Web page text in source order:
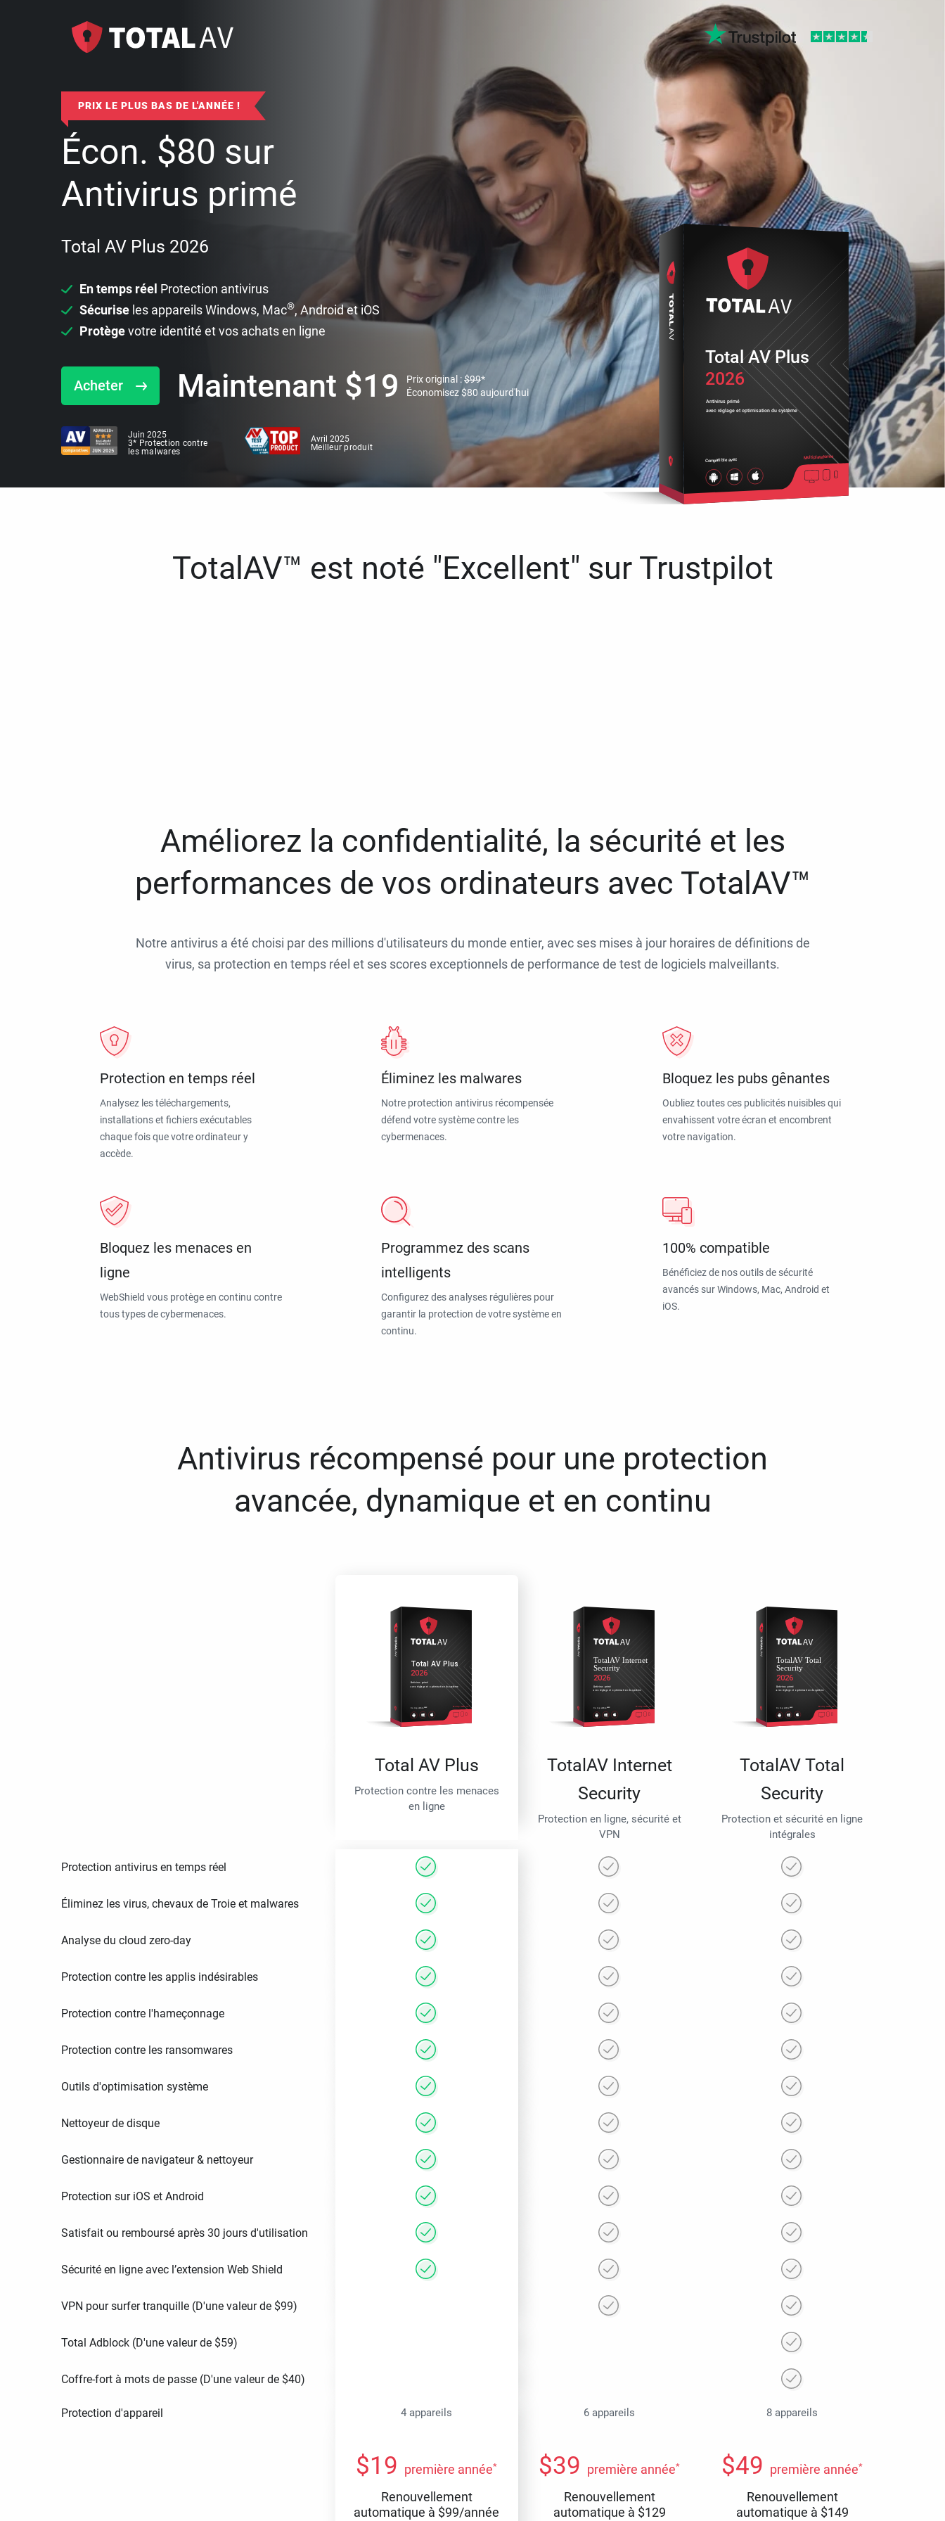
PRIX LE PLUS BAS DE L'ANNÉE !
Écon. $80 sur
Antivirus primé
Total AV Plus 2026
En temps réel Protection antivirus
Sécurise les appareils Windows, Mac®, Android et iOS
Protègevotre identité et vos achats en ligne
Acheter Maintenant $19 Prix original :$99*
Économisez$80 aujourd'hui
Juin 2025
3* Protection contre
les malwares
Avril 2025
Meilleur produit
2026
Antivirus primé
avec réglage et optimisation du système
Compatible avec Multiplateforme
Total AV Plus
TotalAV™ est noté "Excellent" sur Trustpilot
Améliorez la confidentialité, la sécurité et les
performances de vos ordinateurs avec TotalAV™
Notre antivirus a été choisi par des millions d'utilisateurs du monde entier, avec ses mises à jour horaires de définitions de
virus, sa protection en temps réel et ses scores exceptionnels de performance de test de logiciels malveillants.
Protection en temps réel
Analysez les téléchargements,
installations et fichiers exécutables
chaque fois que votre ordinateur y
accède.
Éliminez les malwares
Notre protection antivirus récompensée
défend votre système contre les
cybermenaces.
Bloquez les pubs gênantes
Oubliez toutes ces publicités nuisibles qui
envahissent votre écran et encombrent
votre navigation.
Bloquez les menaces en
ligne
WebShield vous protège en continu contre
tous types de cybermenaces.
Programmez des scans
intelligents
Configurez des analyses régulières pour
garantir la protection de votre système en
continu.
100% compatible
Bénéficiez de nos outils de sécurité
avancés sur Windows, Mac, Android et
iOS.
Antivirus récompensé pour une protection
avancée, dynamique et en continu
Total AV Plus
Protection contre les menaces
en ligne
TotalAV Internet
Security
Protection en ligne, sécurité et
VPN
TotalAV Total
Security
Protection et sécurité en ligne
intégrales
Protection antivirus en temps réel
Éliminez les virus, chevaux de Troie et malwares
Analyse du cloud zero-day
Protection contre les applis indésirables
Protection contre l'hameçonnage
Protection contre les ransomwares
Outils d'optimisation système
Nettoyeur de disque
Gestionnaire de navigateur & nettoyeur
Protection sur iOS et Android
Satisfait ou remboursé après 30 jours d'utilisation
Sécurité en ligne avec l’extension Web Shield
VPN pour surfer tranquille (D'une valeur de $99)
Total Adblock (D'une valeur de $59)
Coffre-fort à mots de passe (D'une valeur de $40)
Protection d'appareil 4 appareils 6 appareils 8 appareils
$19 première année*
Renouvellement
automatique à $99/année
$39 première année*
Renouvellement
automatique à $129
$49 première année*
Renouvellement
automatique à $149